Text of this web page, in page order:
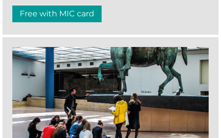
Free with MIC card